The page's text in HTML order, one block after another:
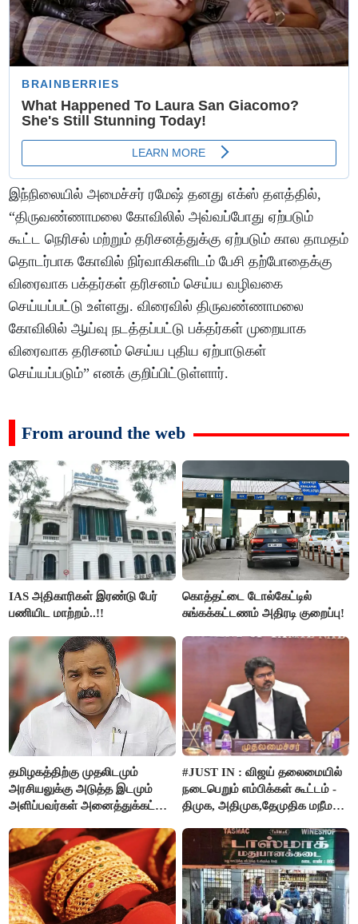
இந்நிலையில் அமைச்சர் ரமேஷ் தனது எக்ஸ் தளத்தில்,
“திருவண்ணாமலை கோவிலில் அவ்வப்போது ஏற்படும்
கூட்ட நெரிசல் மற்றும் தரிசனத்துக்கு ஏற்படும் கால தாமதம்
தொடர்பாக கோவில் நிர்வாகிகளிடம் பேசி தற்போதைக்கு
விரைவாக பக்தர்கள் தரிசனம் செய்ய வழிவகை
செய்யப்பட்டு உள்ளது. விரைவில் திருவண்ணாமலை
கோவிலில் ஆய்வு நடத்தப்பட்டு பக்தர்கள் முறையாக
விரைவாக தரிசனம் செய்ய புதிய ஏற்பாடுகள்
செய்யப்படும்” எனக் குறிப்பிட்டுள்ளார்.
From around the web
IAS அதிகாரிகள் இரண்டு பேர்
பணியிட மாற்றம்..!!
கொத்தட்டை டோல்கேட்டில்
சுங்கக்கட்டணம் அதிரடி குறைப்பு!
தமிழகத்திற்கு முதலிடமும்
அரசியலுக்கு அடுத்த இடமும்
அளிப்பவர்கள் அனைத்துக்கட்சி
பங்கேற்பார்கள் - மாணிக்கம்
தாகூர்..!!
#JUST IN : விஜய் தலைமையில்
நடைபெறும் எம்பிக்கள் கூட்டம் -
திமுக, அதிமுக,தேமுதிக மநீம